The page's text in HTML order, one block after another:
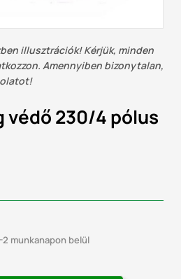
illusztrációk! Kérjük, minden
Amennyiben bizonytalan,
230/4 pólus
2 munkanapon belül